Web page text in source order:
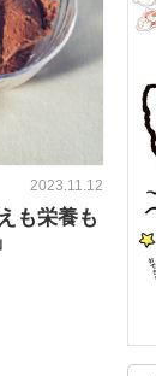
2023.11.12
も栄養も